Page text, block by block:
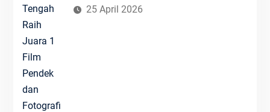
25 April 2026